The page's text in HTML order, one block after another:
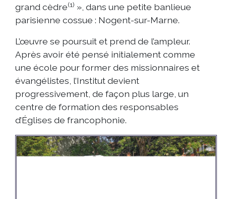
grand cèdre(1) », dans une petite banlieue
parisienne cossue : Nogent-sur-Marne.
L’œuvre se poursuit et prend de l’ampleur.
Après avoir été pensé initialement comme
une école pour former des missionnaires et
évangélistes, l’Institut devient
progressivement, de façon plus large, un
centre de formation des responsables
d’Églises de francophonie.